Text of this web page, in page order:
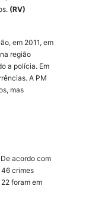
(RV)
em 2011, em
região
a polícia. Em
A PM
mas
acordo com
46 crimes
foram em